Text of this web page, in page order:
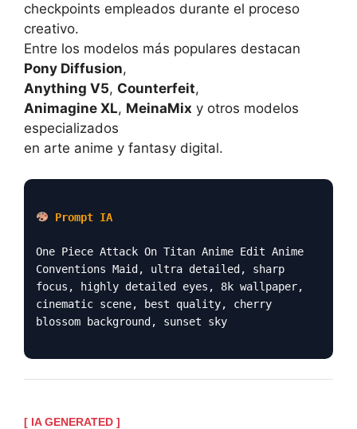
checkpoints empleados durante el proceso
creativo.
Entre los modelos más populares destacan
Pony Diffusion,
Anything V5, Counterfeit,
Animagine XL, MeinaMix y otros modelos
especializados
en arte anime y fantasy digital.
Prompt IA
One Piece Attack On Titan Anime Edit Anime
Conventions Maid, ultra detailed, sharp
focus, highly detailed eyes, 8k wallpaper,
cinematic scene, best quality, cherry
blossom background, sunset sky
[ IA GENERATED ]